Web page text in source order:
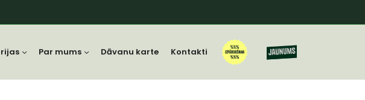
Par mums Dāvanu karte Kontakti